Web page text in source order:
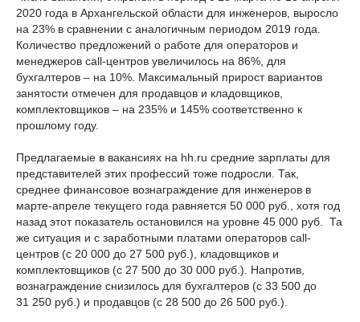
2020 года в Архангельской области для инженеров, выросло
на 23% в сравнении с аналогичным периодом 2019 года.
Количество предложений о работе для операторов и
менеджеров call-центров увеличилось на 86%, для
бухгалтеров – на 10%. Максимальный прирост вариантов
занятости отмечен для продавцов и кладовщиков,
комплектовщиков – на 235% и 145% соответственно к
прошлому году.
Предлагаемые в вакансиях на hh.ru средние зарплаты для
представителей этих профессий тоже подросли. Так,
среднее финансовое вознаграждение для инженеров в
марте-апреле текущего года равняется 50 000 руб., хотя год
назад этот показатель остановился на уровне 45 000 руб. Та
же ситуация и с заработными платами операторов call-
центров (с 20 000 до 27 500 руб.), кладовщиков и
комплектовщиков (с 27 500 до 30 000 руб.). Напротив,
вознаграждение снизилось для бухгалтеров (с 33 500 до
31 250 руб.) и продавцов (с 28 500 до 26 500 руб.).